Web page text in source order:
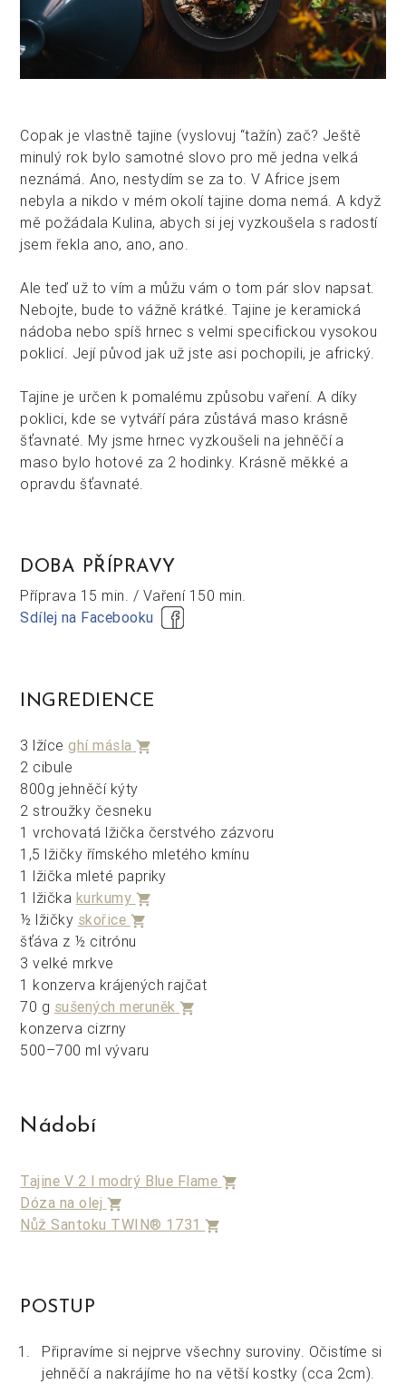
Copak je vlastně tajine (vyslovuj “tažín) zač? Ještě
minulý rok bylo samotné slovo pro mě jedna velká
neznámá. Ano, nestydím se za to. V Africe jsem
nebyla a nikdo v mém okolí tajine doma nemá. A když
mě požádala Kulina, abych si jej vyzkoušela s radostí
jsem řekla ano, ano, ano.
Ale teď už to vím a můžu vám o tom pár slov napsat.
Nebojte, bude to vážně krátké. Tajine je keramická
nádoba nebo spíš hrnec s velmi specifickou vysokou
poklicí. Její původ jak už jste asi pochopili, je africký.
Tajine je určen k pomalému způsobu vaření. A díky
poklici, kde se vytváří pára zůstává maso krásně
šťavnaté. My jsme hrnec vyzkoušeli na jehněčí a
maso bylo hotové za 2 hodinky. Krásně měkké a
opravdu šťavnaté.
DOBA PŘÍPRAVY
Příprava 15 min. / Vaření 150 min.
Sdílej na Facebooku
INGREDIENCE
3 lžíceghí másla shopping_cart
2 cibule
800g jehněčí kýty
2 stroužky česneku
1 vrchovatá lžička čerstvého zázvoru
1,5 lžičky římského mletého kmínu
1 lžička mleté papriky
1 lžička kurkumy shopping_cart
½ lžičky skořice shopping_cart
šťáva z ½ citrónu
3 velké mrkve
1 konzerva krájených rajčat
70 g sušených meruněk shopping_cart
konzerva cizrny
500–700 ml vývaru
Nádobí
Tajine V 2 l modrý Blue Flame shopping_cart
Dóza na olej shopping_cart
Nůž Santoku TWIN® 1731 shopping_cart
POSTUP
Připravíme si nejprve všechny suroviny. Očistíme si
jehněčí a nakrájíme ho na větší kostky (cca 2cm).